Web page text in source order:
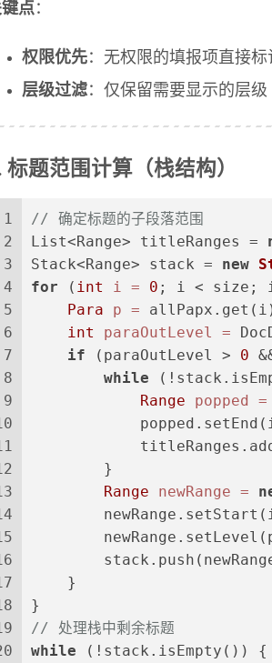
点：
权限优先：无权限的填报项直接标
层级过滤：仅保留需要显示的层级
标题范围计算（栈结构）
1
2
3
4
5
6
7
8
9
// 确定标题的子段落范围
List<Range> titleRanges =
Stack<Range> stack = new
for ( int i = 0 ; i < size;
Para
p =
int
paraOutLevel =
if (paraOutLevel > 0
while
Range
popped =
        }
Range
newRange =
    }
}
// 处理栈中剩余标题
while (!stack.isEmpty()) {